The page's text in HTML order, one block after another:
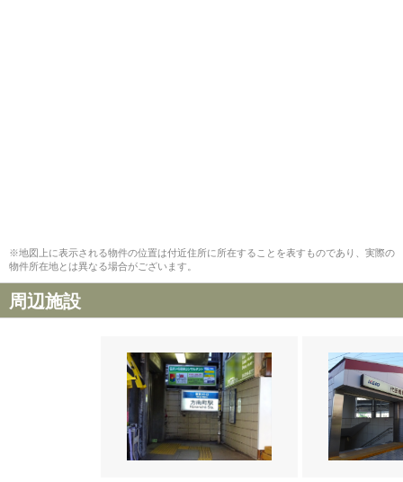
※地図上に表示される物件の位置は付近住所に所在することを表すものであり、実際の
物件所在地とは異なる場合がございます。
周辺施設